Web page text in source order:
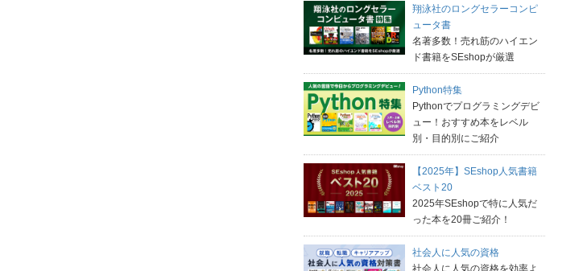
翔泳社のロングセラーコンピ
ュータ書
名著多数！売れ筋のハイエン
ド書籍をSEshopが厳選
Python特集
Pythonでプログラミングデビ
ュー！おすすめ本をレベル
別・目的別にご紹介
【2025年】SEshop人気書籍
ベスト20
2025年SEshopで特に人気だ
った本を20冊ご紹介！
社会人に人気の資格